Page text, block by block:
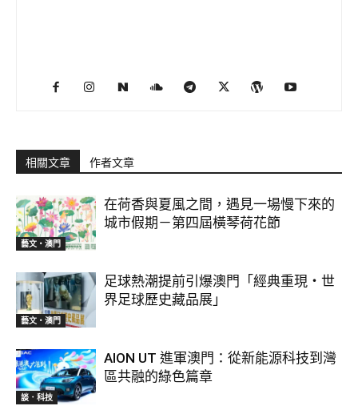
相關文章 作者文章
藝文‧澳門
在荷香與夏風之間，遇見一場慢下來的
城市假期－第四屆橫琴荷花節
藝文‧澳門
足球熱潮提前引爆澳門「經典重現・世
界足球歷史藏品展」
談．科技
AION UT 進軍澳門：從新能源科技到灣
區共融的綠色篇章